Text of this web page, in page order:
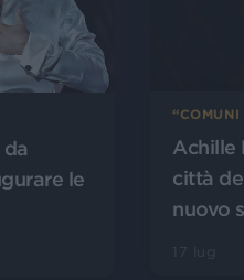
le
Achille
città
nuovo